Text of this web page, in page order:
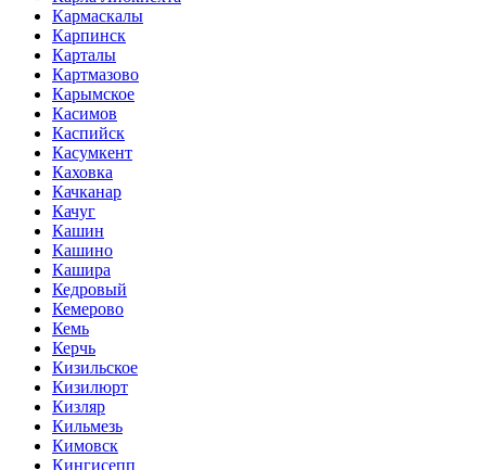
Кармаскалы
Карпинск
Карталы
Картмазово
Карымское
Касимов
Каспийск
Касумкент
Каховка
Качканар
Качуг
Кашин
Кашино
Кашира
Кедровый
Кемерово
Кемь
Керчь
Кизильское
Кизилюрт
Кизляр
Кильмезь
Кимовск
Кингисепп